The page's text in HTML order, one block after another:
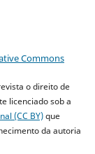
Commons
o direito de
licenciado sob a
(CC BY)que
da autoria